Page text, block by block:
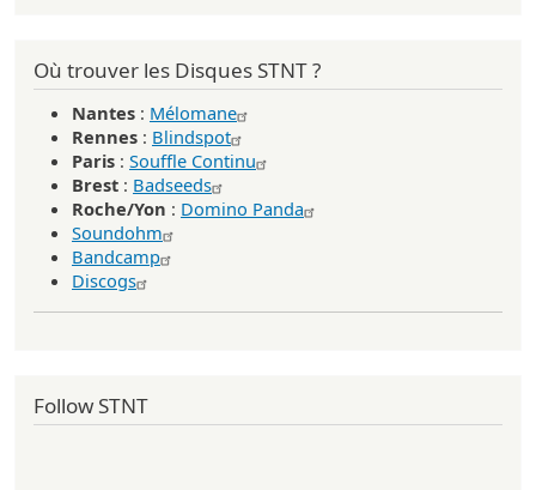
Où trouver les Disques STNT ?
Nantes : Mélomane
Rennes : Blindspot
Paris : Souffle Continu
Brest : Badseeds
Roche/Yon : Domino Panda
Soundohm
Bandcamp
Discogs
Follow STNT